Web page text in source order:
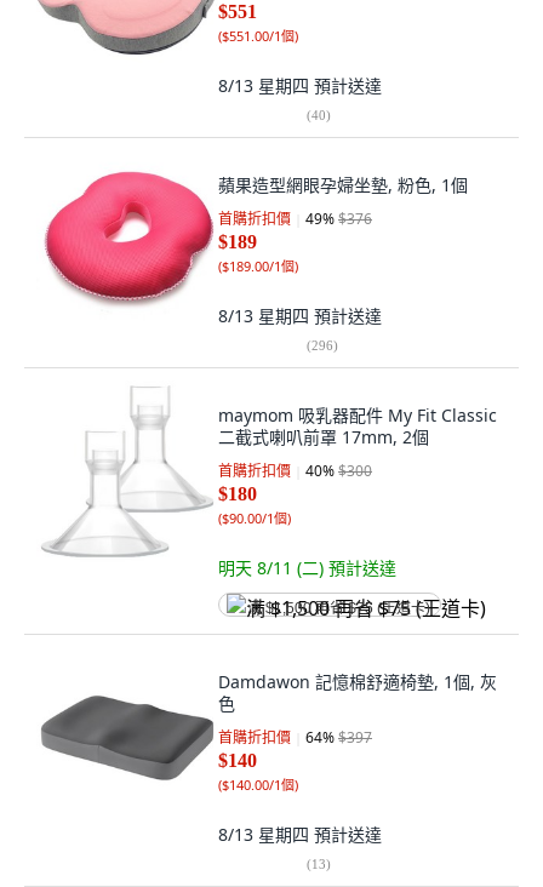
$551
($551.00/1個)
8/13 星期四 預計送達
(40)
蘋果造型網眼孕婦坐墊, 粉色, 1個
首購折扣價 49%$376
$189
($189.00/1個)
8/13 星期四 預計送達
(296)
maymom 吸乳器配件 My Fit Classic
二截式喇叭前罩 17mm, 2個
首購折扣價 40%$300
$180
($90.00/1個)
明天 8/11 (二) 預計送達
满 $1,500 再省 $75 (王道卡)
Damdawon 記憶棉舒適椅墊, 1個, 灰
色
首購折扣價 64%$397
$140
($140.00/1個)
8/13 星期四 預計送達
(13)